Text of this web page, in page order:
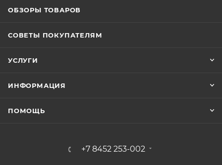
ОБЗОРЫ ТОВАРОВ
СОВЕТЫ ПОКУПАТЕЛЯМ
УСЛУГИ
ИНФОРМАЦИЯ
ПОМОЩЬ
+7 8452 253-002